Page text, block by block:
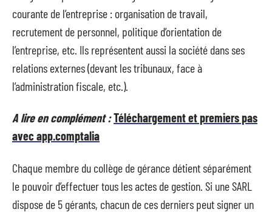
courante de l’entreprise : organisation de travail,
recrutement de personnel, politique d’orientation de
l’entreprise, etc. Ils représentent aussi la société dans ses
relations externes (devant les tribunaux, face à
l’administration fiscale, etc.).
A lire en complément :Téléchargement et premiers pas
avec app.comptalia
Chaque membre du collège de gérance détient séparément
le pouvoir d’effectuer tous les actes de gestion. Si une SARL
dispose de 5 gérants, chacun de ces derniers peut signer un